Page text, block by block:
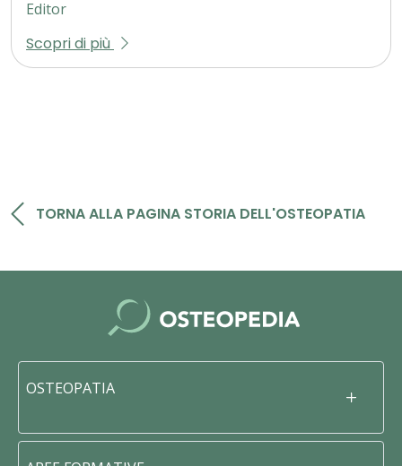
Editor
Scopri di più
TORNA ALLA PAGINA STORIA DELL'OSTEOPATIA
OSTEOPATIA